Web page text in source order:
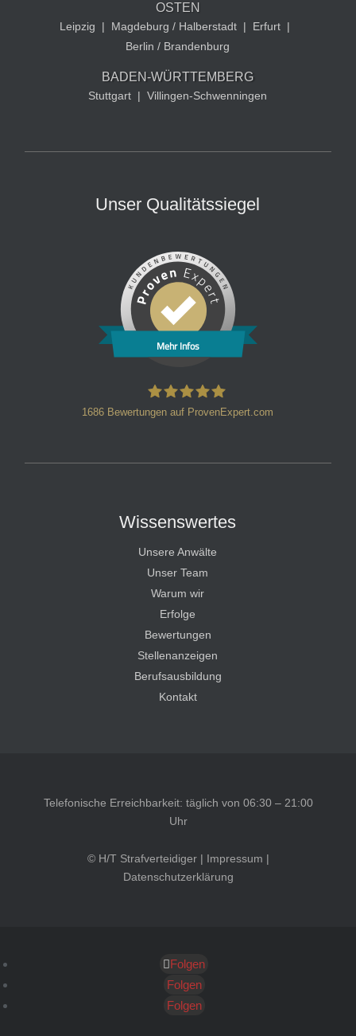
OSTEN
Leipzig | Magdeburg / Halberstadt | Erfurt |
Berlin / Brandenburg
BADEN-WÜRTTEMBERG
Stuttgart | Villingen-Schwenningen
Unser Qualitätssiegel
Mehr Infos
1686 Bewertungen auf ProvenExpert.com
Wissenswertes
Unsere Anwälte
Unser Team
Warum wir
Erfolge
Bewertungen
Stellenanzeigen
Berufsausbildung
Kontakt
Telefonische Erreichbarkeit: täglich von 06:30 – 21:00
Uhr
© H/T Strafverteidiger | Impressum |
Datenschutzerklärung
Folgen
Folgen
Folgen
Kundenbewertungen und Erfahrungen zu
SEHR GUT